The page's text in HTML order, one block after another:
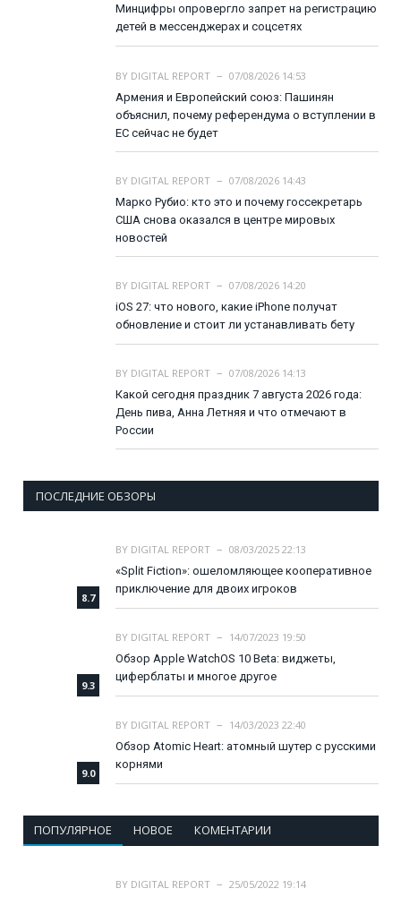
Минцифры опровергло запрет на регистрацию
детей в мессенджерах и соцсетях
BY DIGITAL REPORT
07/08/2026 14:53
Армения и Европейский союз: Пашинян
объяснил, почему референдума о вступлении в
ЕС сейчас не будет
BY DIGITAL REPORT
07/08/2026 14:43
Марко Рубио: кто это и почему госсекретарь
США снова оказался в центре мировых
новостей
BY DIGITAL REPORT
07/08/2026 14:20
iOS 27: что нового, какие iPhone получат
обновление и стоит ли устанавливать бету
BY DIGITAL REPORT
07/08/2026 14:13
Какой сегодня праздник 7 августа 2026 года:
День пива, Анна Летняя и что отмечают в
России
ПОСЛЕДНИЕ ОБЗОРЫ
8.7
BY DIGITAL REPORT
08/03/2025 22:13
«Split Fiction»: ошеломляющее кооперативное
приключение для двоих игроков
9.3
BY DIGITAL REPORT
14/07/2023 19:50
Обзор Apple WatchOS 10 Beta: виджеты,
циферблаты и многое другое
9.0
BY DIGITAL REPORT
14/03/2023 22:40
Обзор Atomic Heart: атомный шутер с русскими
корнями
ПОПУЛЯРНОЕ НОВОЕ КОМЕНТАРИИ
BY DIGITAL REPORT
25/05/2022 19:14